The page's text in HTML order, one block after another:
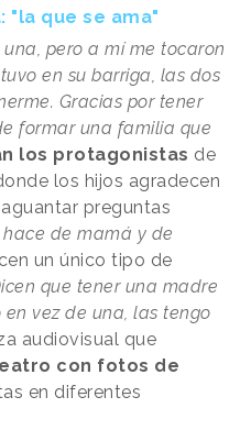
"la que se ama"
pero a mí me tocaron
en su barriga, las dos
Gracias por tener
formar una familia que
los protagonistas de
los hijos agradecen
preguntas
hace de mamá y de
un único tipo de
que tener una madre
vez de una, las tengo
audiovisual que
con fotos de
en diferentes